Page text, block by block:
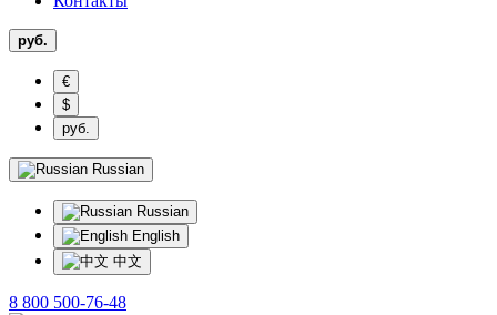
руб.
€
$
руб.
Russian
Russian
English
中文
8 800 500-76-48